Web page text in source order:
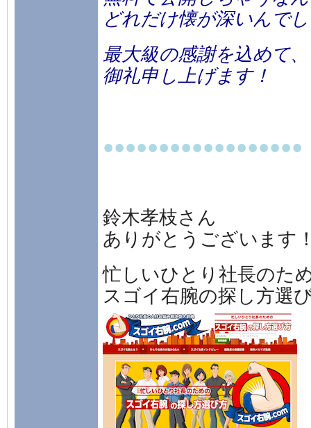
どれだけ懐が深いんで
最大級の感謝を込めて、
御礼申し上げます！
●●●●●●●●●●●●●●●●●●
鈴木孝枝さん
ありがとうございます
忙しいひとり社長のた
スゴイ右腕の探し方選